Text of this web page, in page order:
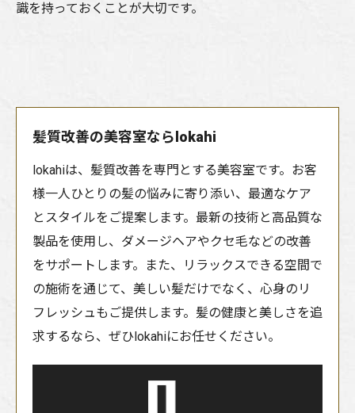
識を持っておくことが大切です。
髪質改善の美容室ならlokahi
lokahiは、髪質改善を専門とする美容室です。お客
様一人ひとりの髪の悩みに寄り添い、最適なケア
とスタイルをご提案します。最新の技術と高品質な
製品を使用し、ダメージヘアやクセ毛などの改善
をサポートします。また、リラックスできる空間で
の施術を通じて、美しい髪だけでなく、心身のリ
フレッシュもご提供します。髪の健康と美しさを追
求するなら、ぜひlokahiにお任せください。